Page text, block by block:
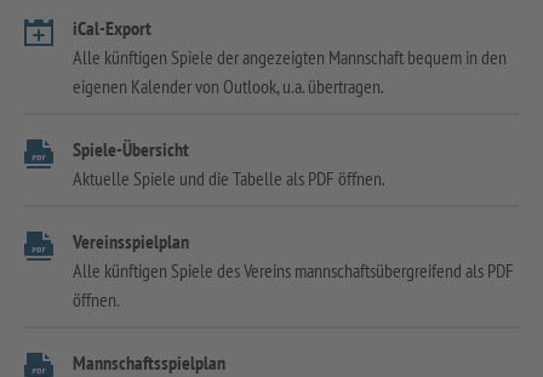
iCal-Export
Alle künftigen Spiele der angezeigten Mannschaft bequem in den
eigenen Kalender von Outlook, u.a. übertragen.
Spiele-Übersicht
Aktuelle Spiele und die Tabelle als PDF öffnen.
Vereinsspielplan
Alle künftigen Spiele des Vereins mannschaftsübergreifend als PDF
öffnen.
Mannschaftsspielplan